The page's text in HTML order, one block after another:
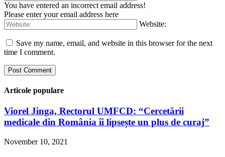
You have entered an incorrect email address!
Please enter your email address here
Website:
Save my name, email, and website in this browser for the next
time I comment.
Articole populare
Viorel Jinga, Rectorul UMFCD: “Cercetării
medicale din România îi lipsește un plus de curaj”
November 10, 2021